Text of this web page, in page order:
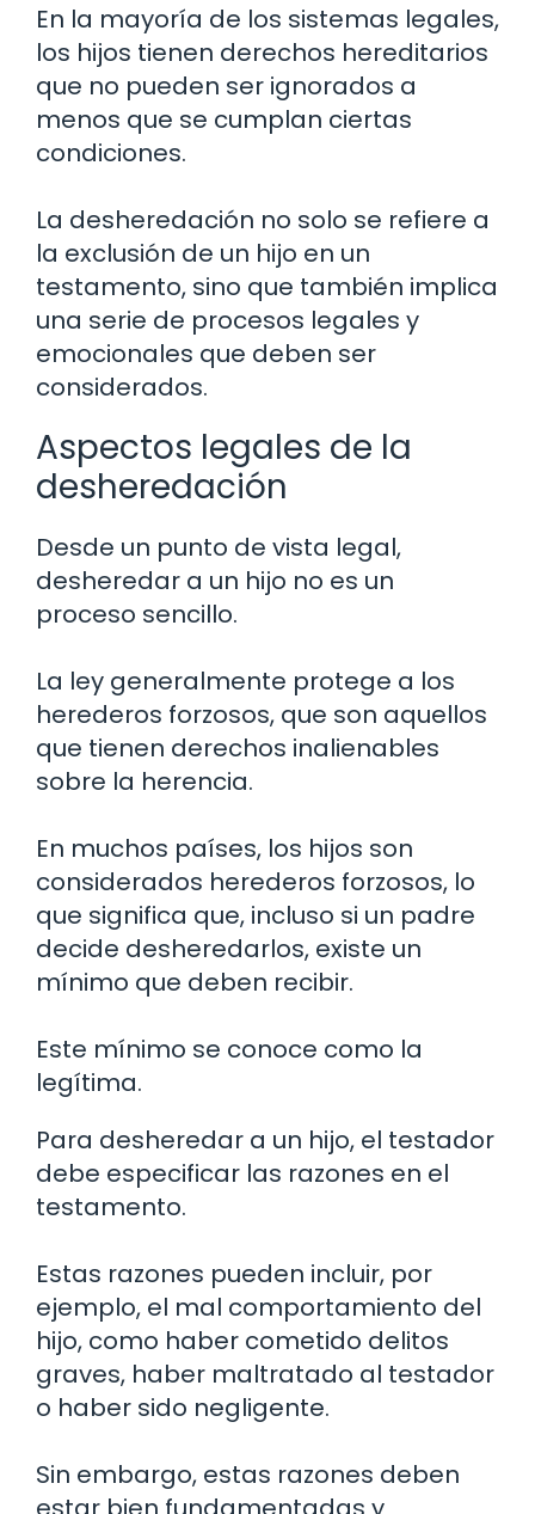
En la mayoría de los sistemas legales,
los hijos tienen derechos hereditarios
que no pueden ser ignorados a
menos que se cumplan ciertas
condiciones.
La desheredación no solo se refiere a
la exclusión de un hijo en un
testamento, sino que también implica
una serie de procesos legales y
emocionales que deben ser
considerados.
Aspectos legales de la
desheredación
Desde un punto de vista legal,
desheredar a un hijo no es un
proceso sencillo.
La ley generalmente protege a los
herederos forzosos, que son aquellos
que tienen derechos inalienables
sobre la herencia.
En muchos países, los hijos son
considerados herederos forzosos, lo
que significa que, incluso si un padre
decide desheredarlos, existe un
mínimo que deben recibir.
Este mínimo se conoce como la
legítima.
Para desheredar a un hijo, el testador
debe especificar las razones en el
testamento.
Estas razones pueden incluir, por
ejemplo, el mal comportamiento del
hijo, como haber cometido delitos
graves, haber maltratado al testador
o haber sido negligente.
Sin embargo, estas razones deben